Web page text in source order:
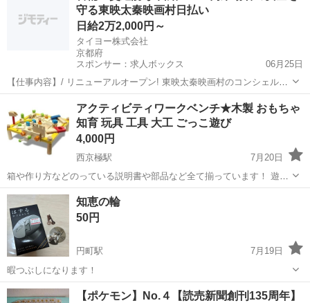
守る東映太秦映画村日払い
日給2万2,000円～
タイヨー株式会社
京都府
スポンサー：求人ボックス
06月25日
【仕事内容】/ リニューアルオープン! 東映太秦映画村のコンシェルジ
ュ! お仕事内容 リニューアルオープンする東映太秦映画村での 警備ス
タッフをお願いします! 目指せ!「おもてなし」のできる警備員! 具体的
には…? ・出入管理業務...
アルバイト・パート
アクティビティワークベンチ★木製 おもちゃ
知育 玩具 工具 大工 ごっこ遊び
4,000円
西京極駅
7月20日
箱や作り方などのっている説明書や部品など全て揃っています！ 遊ん
だ時に付いた色や傷などあります。 商品サイズ W45×L45×H14 対象年
齢 36ヶ月〜 素材 ゴムの木、プライウッド、ポリアセタール、鉄 同梱
物 本...
京都 京都市 西京極駅
知恵の輪
50円
円町駅
7月19日
暇つぶしになります！
京都 京都市 円町駅 おもちゃ 知恵の輪
【ポケモン】No.４【読売新聞創刊135周年】